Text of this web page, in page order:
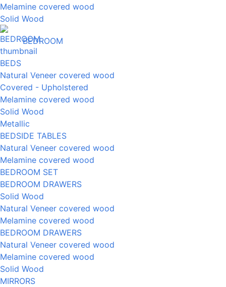
Melamine covered wood
Solid Wood
BEDROOM
BEDS
Natural Veneer covered wood
Covered - Upholstered
Melamine covered wood
Solid Wood
Metallic
BEDSIDE TABLES
Natural Veneer covered wood
Melamine covered wood
BEDROOM SET
BEDROOM DRAWERS
Solid Wood
Natural Veneer covered wood
Melamine covered wood
BEDROOM DRAWERS
Natural Veneer covered wood
Melamine covered wood
Solid Wood
MIRRORS